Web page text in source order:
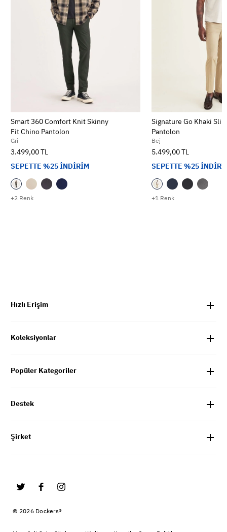
+2 Renk
Smart 360 Comfort Knit Skinny
Fit Chino Pantolon
Gri
3.499,00 TL
SEPETTE %25 İNDİRİM
+1 Renk
Signature Go Khaki
Pantolon
Bej
5.499,00 TL
SEPETTE %25
Hızlı Erişim
Koleksiyonlar
Popüler Kategoriler
Destek
Şirket
© 2026 Dockers®